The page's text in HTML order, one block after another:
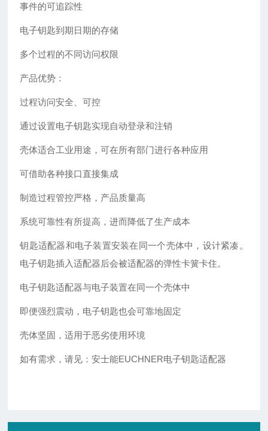
事件的可追踪性
电子钥匙到期日期的存储
多个过程的不同访问权限
产品优势：
过程访问安全、可控
通过设置电子钥匙实现自动登录和注销
壳体适合工业用途，可在所有部门进行各种应用
可借助各种接口直接集成
制造过程管控严格，产品质量高
系统可靠性有所提高，进而降低了生产成本
钥匙适配器和电子装置安装在同一个壳体中，设计紧凑。
电子钥匙插入适配器后会被适配器的弹性卡簧卡住。
电子钥匙适配器与电子装置在同一个壳体中
即便强烈震动，电子钥匙也会可靠地固定
壳体坚固，适用于恶劣使用环境
如有需求，请见：安士能EUCHNER电子钥匙适配器